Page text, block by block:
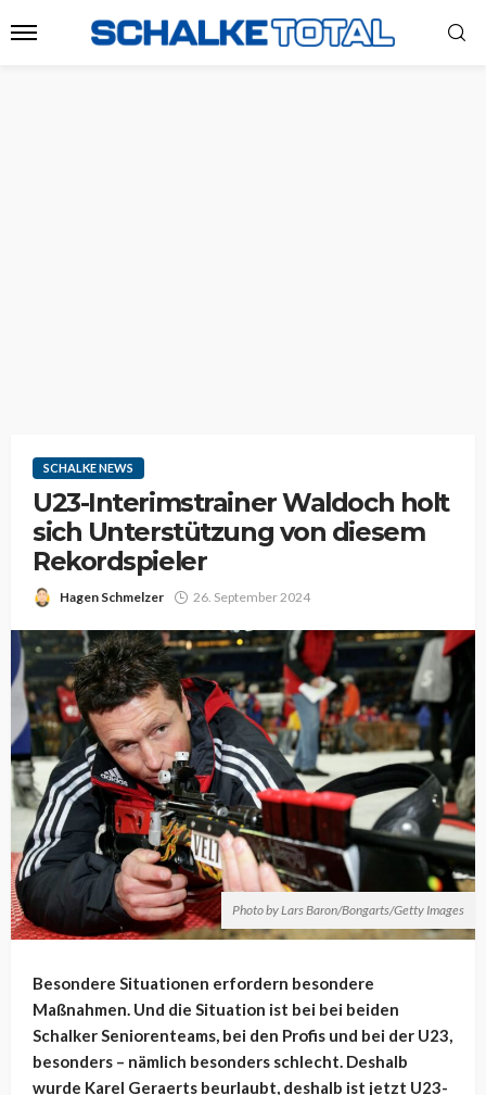
SCHALKE NEWS
U23-Interimstrainer Waldoch holt
sich Unterstützung von diesem
Rekordspieler
Hagen Schmelzer 26. September 2024
Photo by Lars Baron/Bongarts/Getty Images
Besondere Situationen erfordern besondere
Maßnahmen. Und die Situation ist bei bei beiden
Schalker Seniorenteams, bei den Profis und bei der U23,
besonders – nämlich besonders schlecht. Deshalb
wurde Karel Geraerts beurlaubt, deshalb ist jetzt U23-